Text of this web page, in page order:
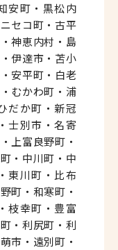
安町・黒松内
セコ町・古平
神恵内村・島
伊達市・苫小
安平町・白老
むかわ町・浦
だか町・新冠
士別市・名寄
上富良野町・
・中川町・中
東川町・比布
町・和寒町・
枝幸町・豊富
・利尻町・利
市・遠別町・